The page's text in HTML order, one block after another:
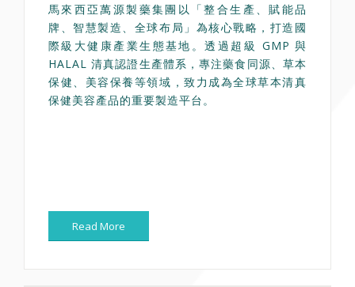
馬來西亞萬源製藥集團以「整合生產、賦能品
牌、智慧製造、全球布局」為核心戰略，打造國
際級大健康產業生態基地。透過超級 GMP 與
HALAL 清真認證生產體系，專注藥食同源、草本
保健、美容保養等領域，致力成為全球草本清真
保健美容產品的重要製造平台。
Read More